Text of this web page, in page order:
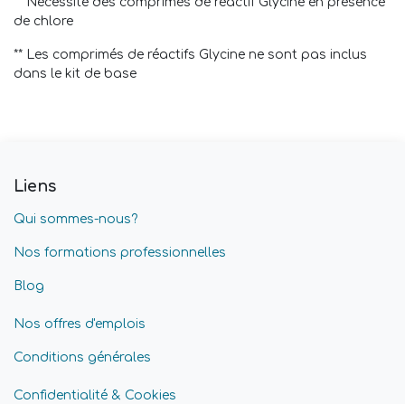
de chlore
** Les comprimés de réactifs Glycine ne sont pas inclus
dans le kit de base
Liens
Qui sommes-nous?
Nos formations professionnelles
Blog
Nos offres d'emplois
Conditions générales
Confidentialité & Cookies